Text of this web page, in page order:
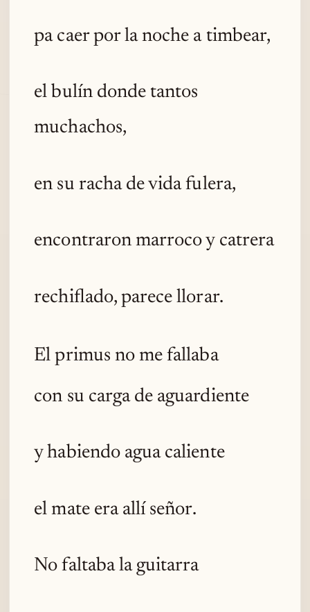
pa caer por la noche a timbear,
el bulín donde tantos
muchachos,
en su racha de vida fulera,
encontraron marroco y catrera
rechiflado, parece llorar.
El primus no me fallaba
con su carga de aguardiente
y habiendo agua caliente
el mate era allí señor.
No faltaba la guitarra